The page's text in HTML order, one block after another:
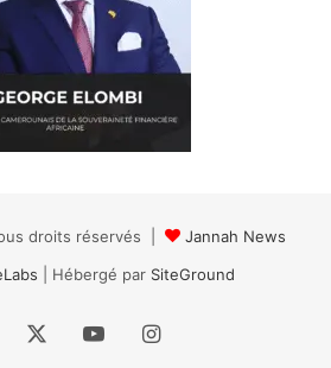
droits réservés |
Jannah News
| Hébergé par SiteGround
YouTubeInstagram